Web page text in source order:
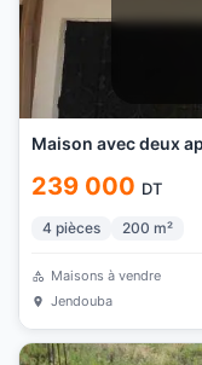
Maison avec deux
239 000 DT
4 pièces 200 m²
Maisons à vendre
Jendouba